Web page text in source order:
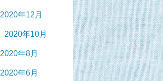
2020年12月
2020年10月
2020年8月
2020年6月